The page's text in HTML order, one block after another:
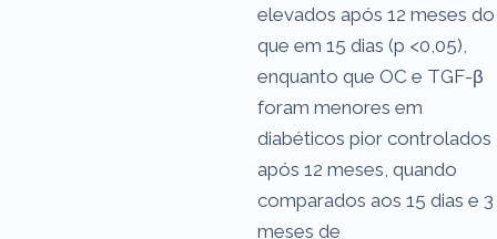
elevados após 12 meses do
que em 15 dias (p <0,05),
enquanto que OC e TGF-β
foram menores em
diabéticos pior controlados
após 12 meses, quando
comparados aos 15 dias e 3
meses de